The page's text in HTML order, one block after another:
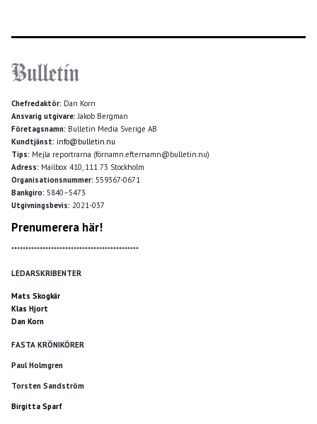
Chefredaktör: Dan Korn
Ansvarig utgivare: Jakob Bergman
Företagsnamn: Bulletin Media Sverige AB
Kundtjänst: info@bulletin.nu
Tips: Mejla reportrarna (förnamn.efternamn@bulletin.nu)
Adress: Mailbox 410, 111 73 Stockholm
Organisationsnummer: 559367-0671
Bankgiro: 5840–5473
Utgivningsbevis: 2021-037
Prenumerera här!
*********************************************
LEDARSKRIBENTER
Mats Skogkär
Klas Hjort
Dan Korn
FASTA KRÖNIKÖRER
Paul Holmgren
Torsten Sandström
Birgitta Sparf